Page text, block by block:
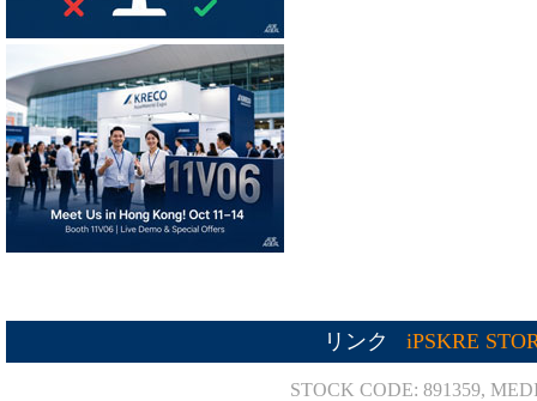
リンク iPSKRE
STOCK CODE: 891359,